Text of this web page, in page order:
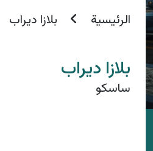
الرئيسية بلازا ديراب
بلازا ديراب
ساسكو